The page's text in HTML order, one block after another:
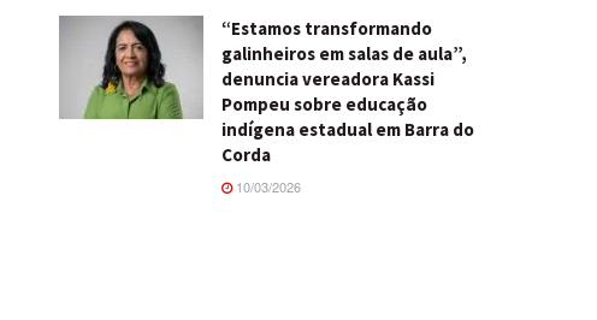
“Estamos transformando
galinheiros em salas de aula”,
denuncia vereadora Kassi
Pompeu sobre educação
indígena estadual em Barra do
Corda
10/03/2026